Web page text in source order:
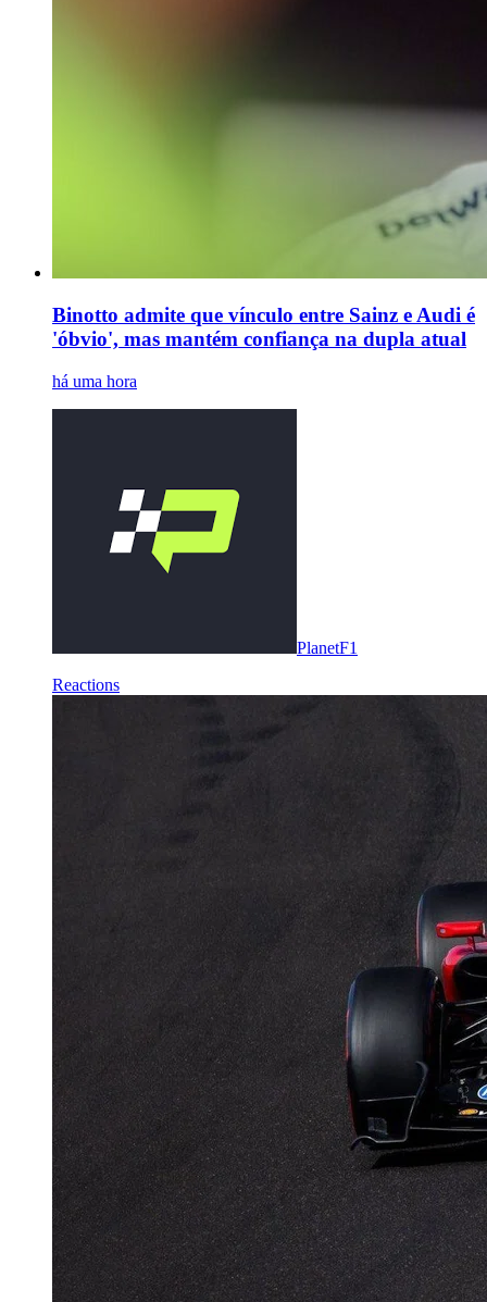
Binotto admite que vínculo entre Sainz e Audi é
'óbvio', mas mantém confiança na dupla atual
há uma hora
PlanetF1
Reactions